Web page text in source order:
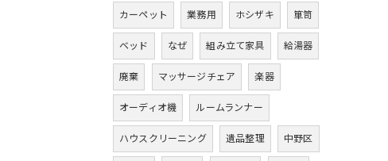
カーペット
業務用 ホシザキ
箪笥
ベッド
なぜ 組み立て家具
給湯器
廃棄
マッサージチェア
楽器
オーディオ機
ルームランナー
ハウスクリーニング
遺品整理
中野区